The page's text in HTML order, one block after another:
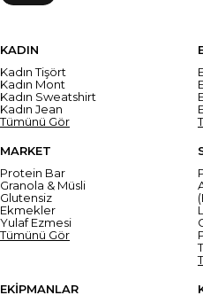
KADIN
Kadın Tişört
Kadın Mont
Kadın Sweatshirt
Kadın Jean
Tümünü Gör
MARKET
Protein Bar
Granola & Müsli
Glutensiz
Ekmekler
Yulaf Ezmesi
Tümünü Gör
EKİPMANLAR